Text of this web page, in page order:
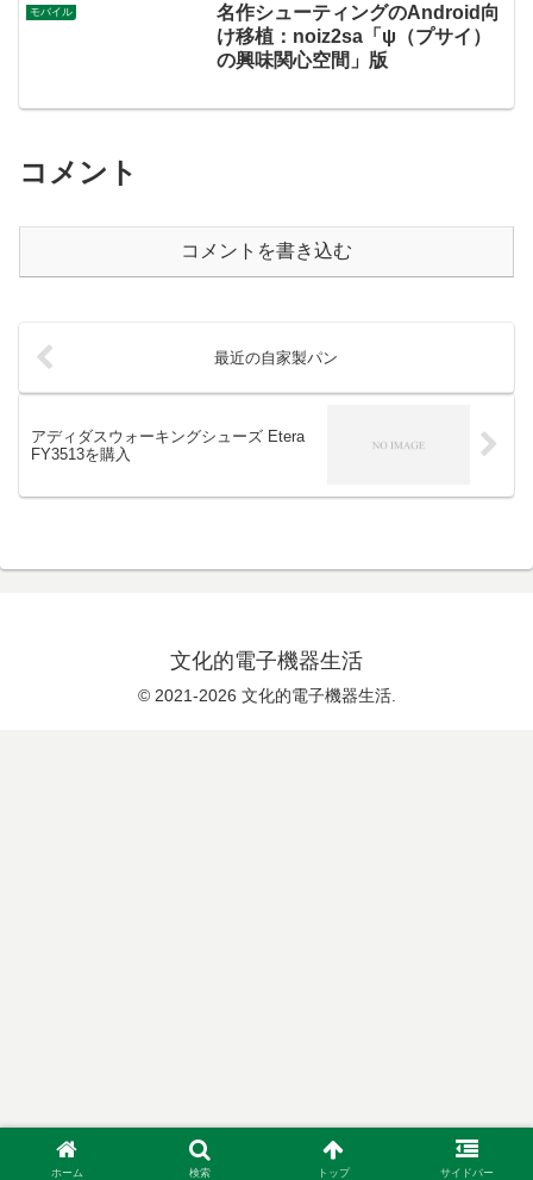
モバイル
名作シューティングのAndroid向
け移植：noiz2sa「ψ（プサイ）
の興味関心空間」版
コメント
コメントを書き込む
最近の自家製パン
アディダスウォーキングシューズ Etera
FY3513を購入
文化的電子機器生活
© 2021-2026 文化的電子機器生活.
ホーム 検索 トップ サイドバー